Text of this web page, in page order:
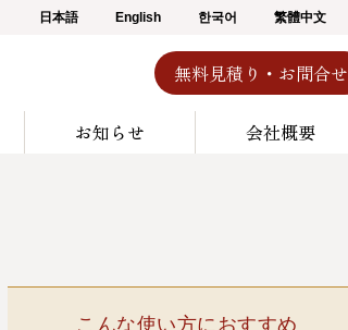
日本語 English 한국어 繁體中文
無料見積り・お問合せ
お知らせ 会社概要
こんな使い方におすすめ